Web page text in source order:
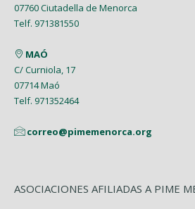
07760 Ciutadella de Menorca
Telf. 971381550
MAÓ
C/ Curniola, 17
07714 Maó
Telf. 971352464
correo@pimemenorca.org
ASOCIACIONES AFILIADAS A PIME